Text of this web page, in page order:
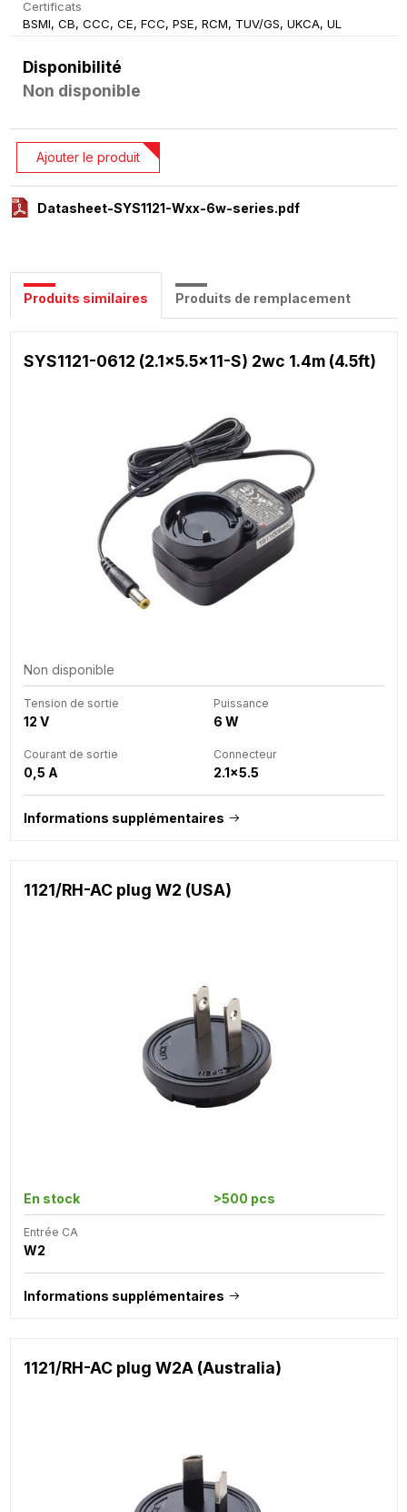
Certificats
BSMI, CB, CCC, CE, FCC, PSE, RCM, TUV/GS, UKCA, UL
Disponibilité
Non disponible
Datasheet-SYS1121-Wxx-6w-series.pdf
Ajouter le produit
Produits similaires Produits de remplacement
SYS1121-0612 (2.1x5.5x11-S) 2wc 1.4m (4.5ft)
Non disponible
Tension de sortie
12 V
Puissance
6 W
Courant de sortie
0,5 A
Connecteur
2.1x5.5
Informations supplémentaires
1121/RH-AC plug W2 (USA)
En stock >500 pcs
Entrée CA
W2
Informations supplémentaires
1121/RH-AC plug W2A (Australia)